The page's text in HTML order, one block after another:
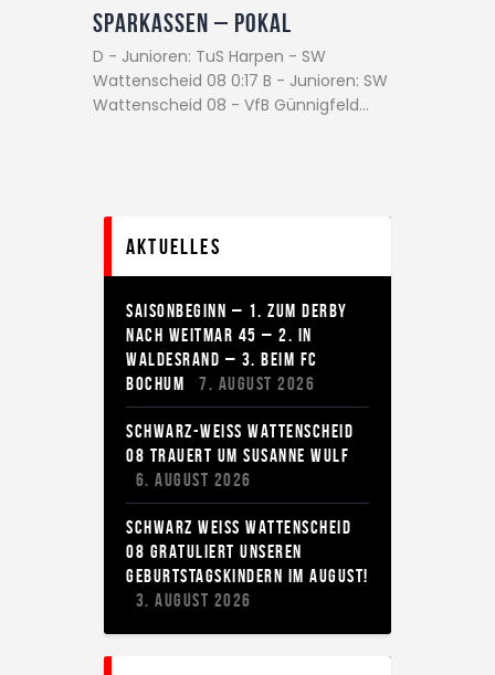
Sparkassen – Pokal
D - Junioren: TuS Harpen - SW
Wattenscheid 08 0:17 B - Junioren: SW
Wattenscheid 08 - VfB Günnigfeld…
Aktuelles
SAISONBEGINN – 1. ZUM DERBY
NACH WEITMAR 45 – 2. IN
WALDESRAND – 3. BEIM FC
BOCHUM
7. AUGUST 2026
SCHWARZ-WEISS WATTENSCHEID
08 TRAUERT UM SUSANNE WULF
6. AUGUST 2026
SCHWARZ WEISS WATTENSCHEID 0
8 GRATULIERT UNSEREN G
EBURTSTAGSKINDERN IM AUGUST!
3. AUGUST 2026